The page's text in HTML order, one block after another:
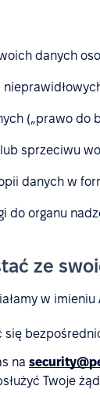
danych
(„prawo do
sprzeciwu
danych w
do organu
ze
w
się
na
Twoje